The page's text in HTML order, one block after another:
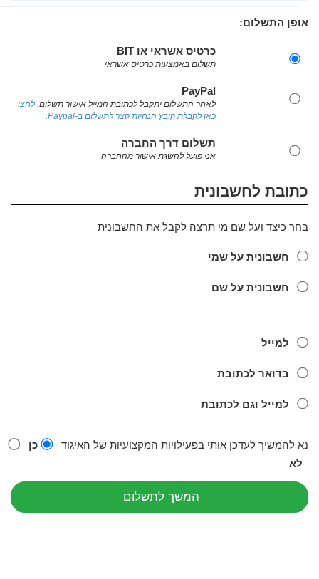
אופן התשלום:
כרטיס אשראי או BIT
תשלום באמצעות כרטיס אשראי
PayPal
לאחר התשלום יתקבל לכתובת המייל אישור תשלום.לחצו
כאן לקבלת קובץ הנחיות קצר לתשלום ב-Paypal.
תשלום דרך החברה
אני פועל להשגת אישור מהחברה
כתובת לחשבונית
בחר כיצד ועל שם מי תרצה לקבל את החשבונית
חשבונית על שמי
חשבונית על שם
למייל
בדואר לכתובת
למייל וגם לכתובת
נא להמשיך לעדכן אותי בפעילויות המקצועיות של האיגוד
כן
לא
המשך לתשלום